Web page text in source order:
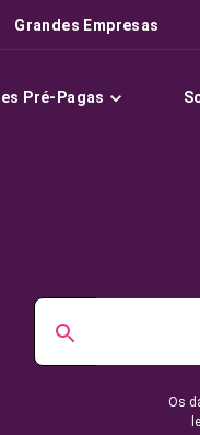
Grandes Empresas
Pré-Pagas
Os